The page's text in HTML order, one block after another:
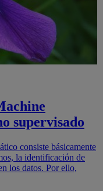
supervisado
consiste básicamente
la identificación de
los datos. Por ello,